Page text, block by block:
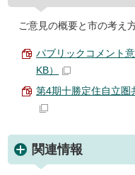
ご意見の概要と市の考え
パブリックコメント
KB）
第4期十勝定住自立圏
関連情報